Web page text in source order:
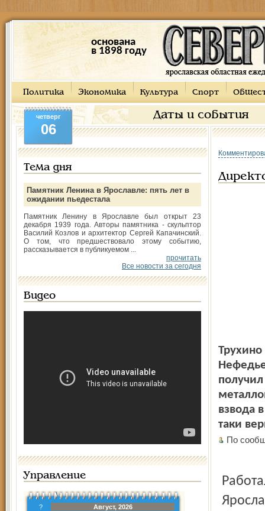
основана
в 1898 году
Политика Экономика Культура Спорт
Даты и события
четверг
06
Тема дня
Памятник Ленина в Ярославле: пять лет в
ожидании пьедестала
Памятник Ленину в Ярославле был открыт 23
декабря 1939 года. Авторы памятника - скульптор
Василий Козлов и архитектор Сергей Капачинский.
О том, что предшествовало этому событию,
рассказывается в публикуемом ...
прочитать
Все новости за сегодня
Видео
Управление
?
Август, 2026
взвода
таки
По